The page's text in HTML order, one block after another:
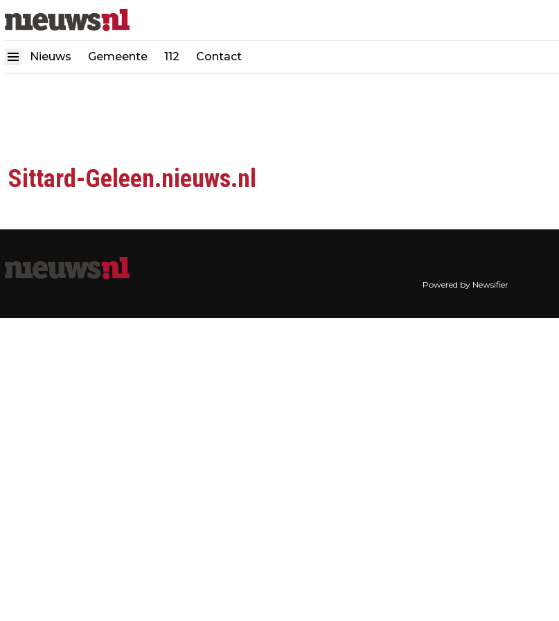
Nieuws Gemeente 112 Contact
Sittard-Geleen.nieuws.nl
Powered by Newsifier